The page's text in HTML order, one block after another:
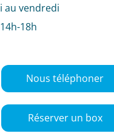
au vendredi
18h
Nous téléphoner
Réserver un box